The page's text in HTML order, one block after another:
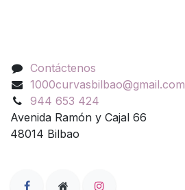
Contáctenos
1000curvasbilbao@gmail.com
944 653 424
Avenida Ramón y Cajal 66
48014 Bilbao